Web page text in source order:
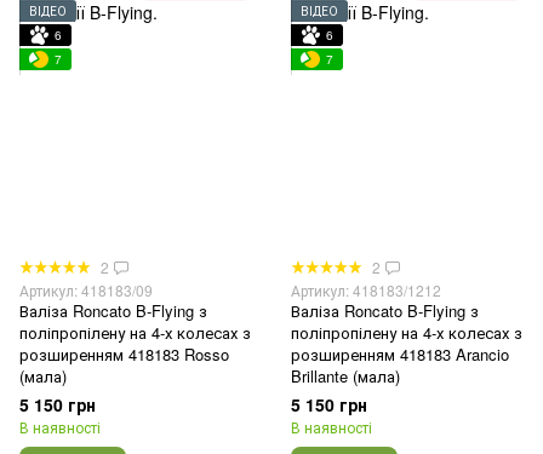
ВІДЕО
6
7
2
Артикул: 418183/09
Валіза Roncato B-Flying з
поліпропілену на 4-х колесах з
розширенням 418183 Rosso
(мала)
5 150 грн
В наявності
ВІДЕО
6
7
2
Артикул: 418183/1212
Валіза Roncato B-Flying з
поліпропілену на 4-х колесах з
розширенням 418183 Arancio
Brillante (мала)
5 150 грн
В наявності